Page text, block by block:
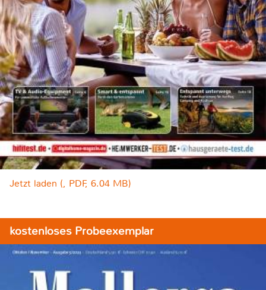
Jetzt laden (, PDF, 6.04 MB)
kostenloses Probeexemplar